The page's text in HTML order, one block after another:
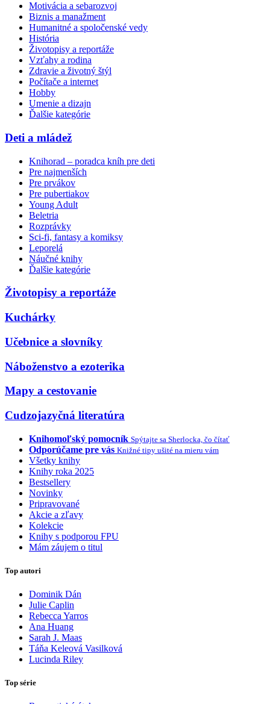
Motivácia a sebarozvoj
Biznis a manažment
Humanitné a spoločenské vedy
História
Životopisy a reportáže
Vzťahy a rodina
Zdravie a životný štýl
Počítače a internet
Hobby
Umenie a dizajn
Ďalšie kategórie
Deti a mládež
Knihorad – poradca kníh pre deti
Pre najmenších
Pre prvákov
Pre pubertiakov
Young Adult
Beletria
Rozprávky
Sci-fi, fantasy a komiksy
Leporelá
Náučné knihy
Ďalšie kategórie
Životopisy a reportáže
Kuchárky
Učebnice a slovníky
Náboženstvo a ezoterika
Mapy a cestovanie
Cudzojazyčná literatúra
Knihomoľský pomocník Spýtajte sa Sherlocka, čo čítať
Odporúčame pre vás Knižné tipy ušité na mieru vám
Všetky knihy
Knihy roka 2025
Bestsellery
Novinky
Pripravované
Akcie a zľavy
Kolekcie
Knihy s podporou FPU
Mám záujem o titul
Top autori
Dominik Dán
Julie Caplin
Rebecca Yarros
Ana Huang
Sarah J. Maas
Táňa Keleová Vasilková
Lucinda Riley
Top série